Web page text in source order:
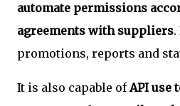
automate permissions
agreements with suppliers
promotions, reports and
It is also capable ofAPI use